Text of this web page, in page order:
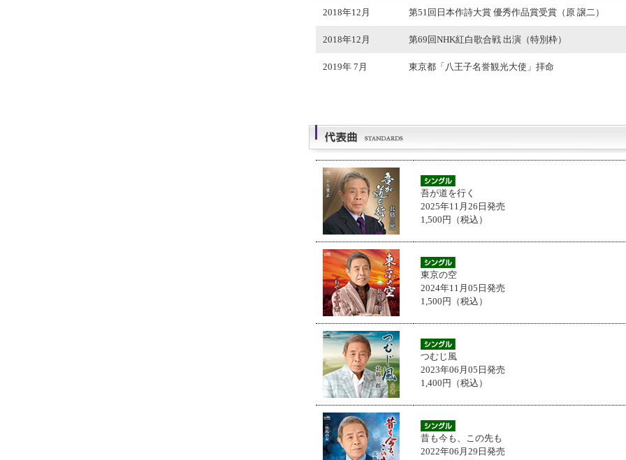
2018年12月 第51回日本作詩大賞 優秀作品賞受賞（原 譲二）
2018年12月 第69回NHK紅白歌合戦 出演（特別枠）
2019年 7月 東京都「八王子名誉観光大使」拝命
吾が道を行く
2025年11月26日発売
1,500円（税込）
東京の空
2024年11月05日発売
1,500円（税込）
つむじ風
2023年06月05日発売
1,400円（税込）
昔も今も、この先も
2022年06月29日発売